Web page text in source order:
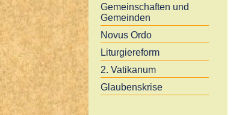
Gemeinschaften und
Gemeinden
Novus Ordo
Liturgiereform
2. Vatikanum
Glaubenskrise